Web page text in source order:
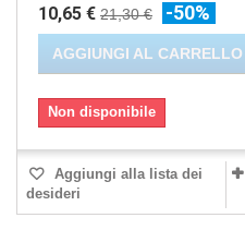
10,65 € 21,30 € -50%
AGGIUNGI AL CARRELLO
Non disponibile
Aggiungi alla lista dei
desideri